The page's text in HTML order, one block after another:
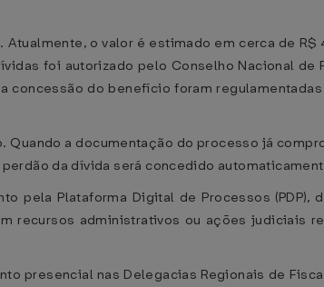
o valor é estimado em cerca de
foi autorizado pelo Conselho Nacional de
concessão do benefício foram
Quando a documentação do processo já
da dívida será concedido
pela Plataforma Digital de Processos
recursos administrativos ou ações judiciais
presencial nas Delegacias Regionais de